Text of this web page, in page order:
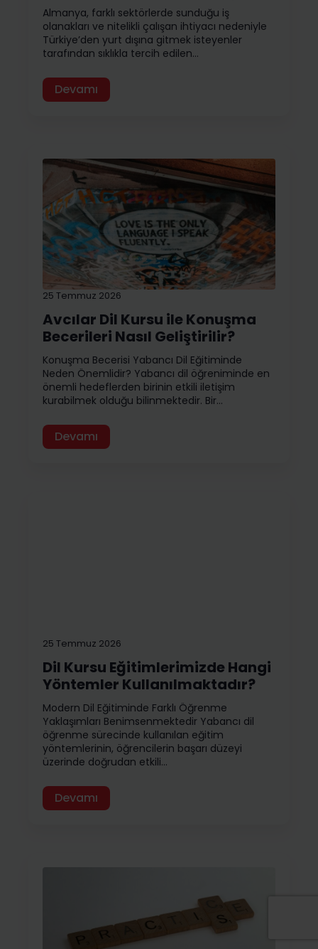
Almanya, farklı sektörlerde sunduğu iş
olanakları ve nitelikli çalışan ihtiyacı nedeniyle
Türkiye’den yurt dışına gitmek isteyenler
tarafından sıklıkla tercih edilen…
Devamı
Avcılar Dil Kursu ile Konuşma
Becerileri Nasıl Geliştirilir?
25 Temmuz 2026
Konuşma Becerisi Yabancı Dil Eğitiminde
Neden Önemlidir? Yabancı dil öğreniminde en
önemli hedeflerden birinin etkili iletişim
kurabilmek olduğu bilinmektedir. Bir…
Devamı
Dil Kursu Eğitimlerimizde Hangi
Yöntemler Kullanılmaktadır?
25 Temmuz 2026
Modern Dil Eğitiminde Farklı Öğrenme
Yaklaşımları Benimsenmektedir Yabancı dil
öğrenme sürecinde kullanılan eğitim
yöntemlerinin, öğrencilerin başarı düzeyi
üzerinde doğrudan etkili…
Devamı